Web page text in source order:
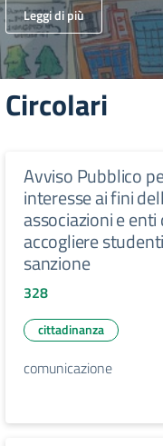
Leggi di più
Circolari
Avviso Pubblico
interesse ai fini
associazioni e
accogliere
sanzione
328
cittadinanza
comunicazione